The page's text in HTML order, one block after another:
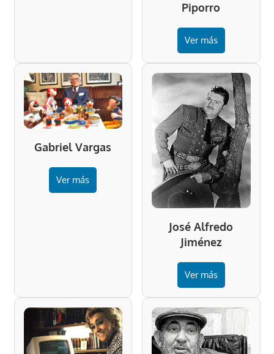
Piporro
Ver más
Gabriel Vargas
Ver más
José Alfredo
Jiménez
Ver más